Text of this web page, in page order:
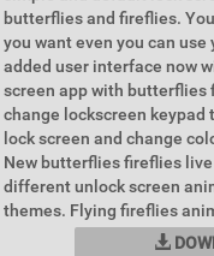
butterflies and fireflies.
you want even you can
added user interface now
screen app with butterflies
change lockscreen
lock screen and change
New butterflies fireflies
different unlock screen
themes. Flying fireflies